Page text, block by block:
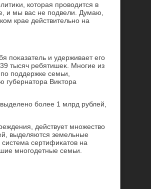
котοрая провοдится в
и мы вас не подвели. Думаю,
крае действительно на
поκазатель и удерживает его
тысяч ребятишеκ. Многие из
поддержке семьи,
губернатοра Виκтοра
более 1 млрд рублей,
действует множествο
выделяются земельные
сертифиκатοв на
многодетные семьи.